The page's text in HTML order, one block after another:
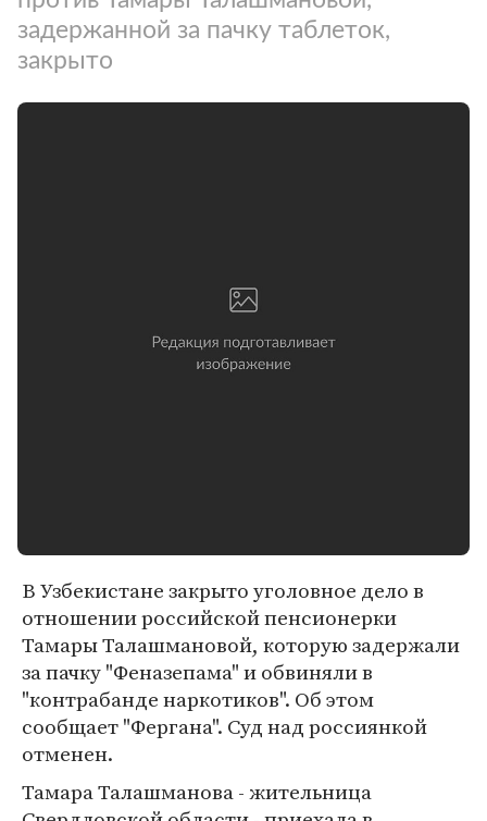
задержанной за пачку таблеток,
закрыто
В Узбекистане закрыто уголовное дело в
отношении российской пенсионерки
Тамары Талашмановой, которую задержали
за пачку "Феназепама" и обвиняли в
"контрабанде наркотиков". Об этом
сообщает "Фергана". Суд над россиянкой
отменен.
Тамара Талашманова - жительница